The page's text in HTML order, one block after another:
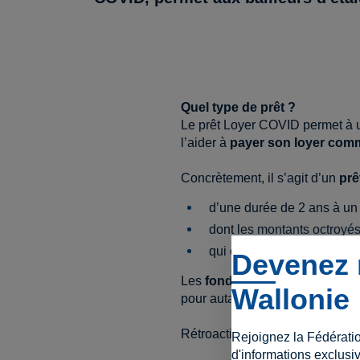
Quel type de prêt ?
Le prêt Loyer COVID permet
l’aider à payer son loyer
Concrètement, il s’agit d’un
d’une durée de 2 ans à un
dont les montants
qui est accompagné d’une
Les fonds sont versés
pour autant que le bailleur
Rétroactivité possible à avril
Wallonie
Rejoignez la
d'informations